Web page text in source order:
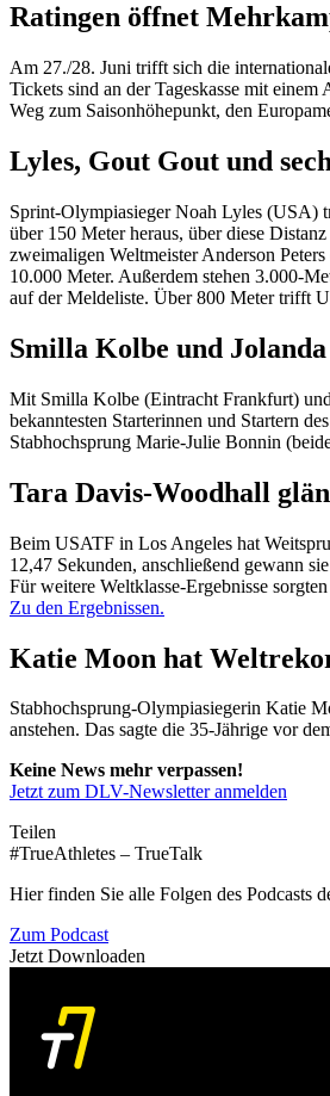
Ratingen öffnet
Am 27./28. Juni trifft sich die
Tickets sind an der Tageskasse mit
Weg zum Saisonhöhepunkt, den
Lyles, Gout Gout und
Sprint-Olympiasieger Noah Lyles (USA)
über 150 Meter heraus, über diese
zweimaligen Weltmeister Anderson
10.000 Meter. Außerdem stehen 3.000-
auf der Meldeliste. Über 800 Meter trifft
Smilla Kolbe und
Mit Smilla Kolbe (Eintracht Frankfurt)
bekanntesten Starterinnen und Startern
Stabhochsprung Marie-Julie Bonnin
Tara Davis-Woodhall
Beim USATF in Los Angeles hat
12,47 Sekunden, anschließend gewann
Für weitere Weltklasse-Ergebnisse
Zu den Ergebnissen.
Katie Moon hat
Stabhochsprung-Olympiasiegerin Katie
anstehen. Das sagte die 35-Jährige vor
Keine News mehr verpassen!
Jetzt zum DLV-Newsletter anmelden
Teilen
#TrueAthletes – TrueTalk
Hier finden Sie alle Folgen des Podcasts
Zum Podcast
Jetzt Downloaden